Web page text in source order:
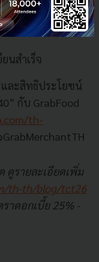
GrabMerchant
นสำเร็จ
ละสิทธิประโยชน์
กับ GrabFood
th-
ดูรายละเอียดเพิ่ม
th-th/blog/tct26
าดอกเบี้ย 25% -